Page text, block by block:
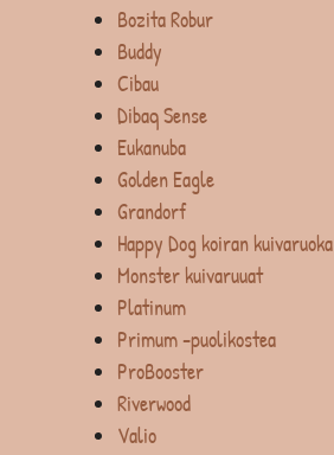
Bozita Robur
Buddy
Cibau
Dibaq Sense
Eukanuba
Golden Eagle
Grandorf
Happy Dog koiran kuivaruoka
Monster kuivaruuat
Platinum
Primum -puolikostea
ProBooster
Riverwood
Valio